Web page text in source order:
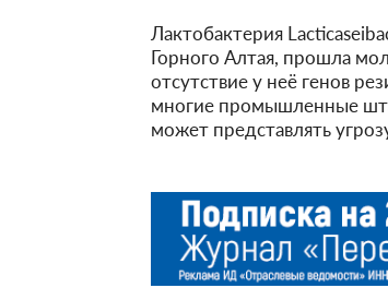
Лактобактерия
Горного Алтая, прошла
отсутствие у неё генов
многие промышленные
может представлять